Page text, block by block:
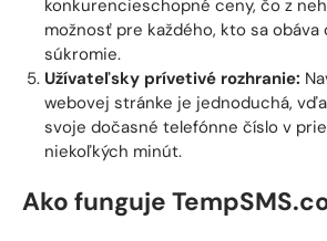
konkurencieschopné ceny, čo z
možnosť pre každého, kto sa obáva
súkromie.
Užívateľsky prívetivé rozhranie:
webovej stránke je jednoduchá,
svoje dočasné telefónne číslo v
niekoľkých minút.
Ako funguje